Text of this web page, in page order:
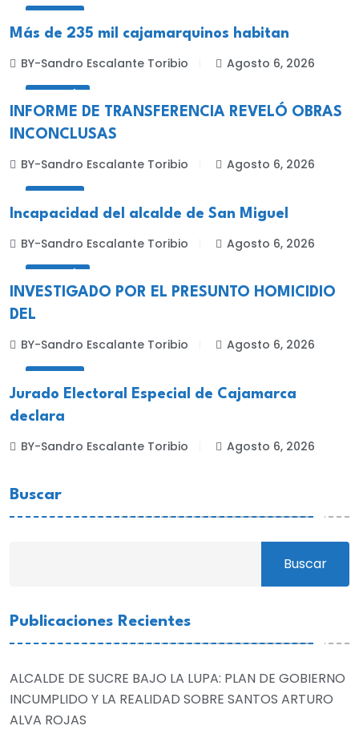
Más de 235 mil cajamarquinos habitan
BY-Sandro Escalante Toribio Agosto 6, 2026
INFORME DE TRANSFERENCIA REVELÓ OBRAS
INCONCLUSAS
BY-Sandro Escalante Toribio Agosto 6, 2026
Incapacidad del alcalde de San Miguel
BY-Sandro Escalante Toribio Agosto 6, 2026
INVESTIGADO POR EL PRESUNTO HOMICIDIO
DEL
BY-Sandro Escalante Toribio Agosto 6, 2026
Jurado Electoral Especial de Cajamarca
declara
BY-Sandro Escalante Toribio Agosto 6, 2026
Buscar
Buscar
Publicaciones Recientes
ALCALDE DE SUCRE BAJO LA LUPA: PLAN DE GOBIERNO
INCUMPLIDO Y LA REALIDAD SOBRE SANTOS ARTURO
ALVA ROJAS